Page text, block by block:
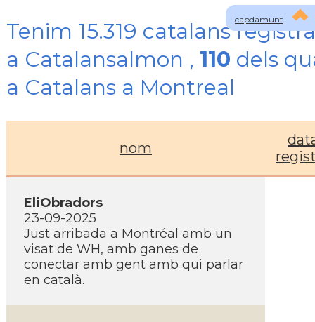
capdamunt
Tenim 15.319 catalans
a Catalansalmon , 110 dels
a Catalans a Montreal
nom
EliObradors
23-09-2025
Just arribada a Montréal amb un
visat de WH, amb ganes de
conectar amb gent amb qui parlar
en català.